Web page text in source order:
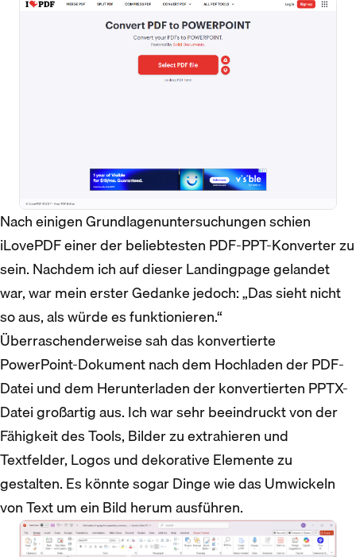
Nach einigen Grundlagenuntersuchungen schien
iLovePDF einer der beliebtesten PDF-PPT-Konverter zu
sein. Nachdem ich auf dieser Landingpage gelandet
war, war mein erster Gedanke jedoch: „Das sieht nicht
so aus, als würde es funktionieren.“
Überraschenderweise sah das konvertierte
PowerPoint-Dokument nach dem Hochladen der PDF-
Datei und dem Herunterladen der konvertierten PPTX-
Datei großartig aus. Ich war sehr beeindruckt von der
Fähigkeit des Tools, Bilder zu extrahieren und
Textfelder, Logos und dekorative Elemente zu
gestalten. Es könnte sogar Dinge wie das Umwickeln
von Text um ein Bild herum ausführen.